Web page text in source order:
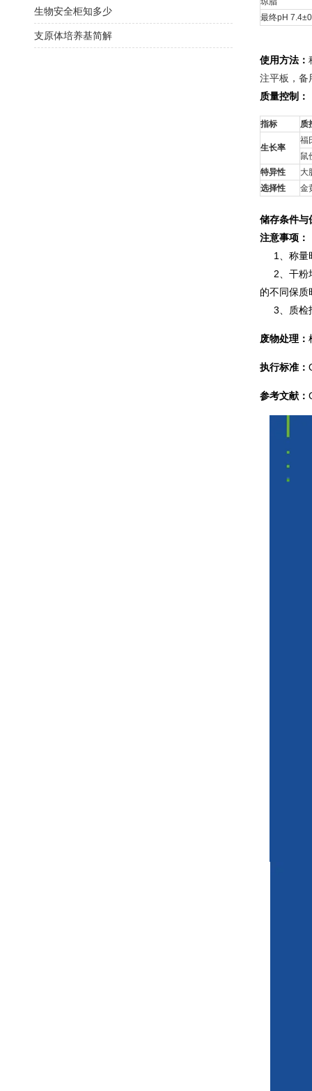
最终pH
使用方法：
注平板，备
质量控制：
指标 质
生长率
福
鼠
特异性
大
选择性
金
储存条件与
注意事项：
1、称量
2、干粉
的不同保质
3、质检
废物处理：
执行标准：
参考文献：
生物安全柜知多少
支原体培养基简解